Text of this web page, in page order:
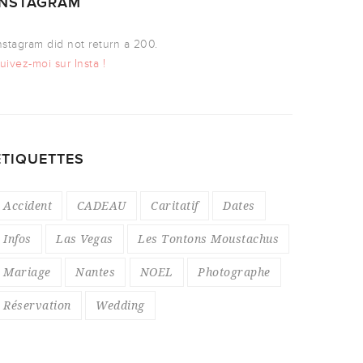
did not return a 200.
moi sur Insta !
Accident CADEAU Caritatif Dates
Infos Las Vegas Les Tontons Moustachus
Mariage Nantes NOEL Photographe
Réservation Wedding